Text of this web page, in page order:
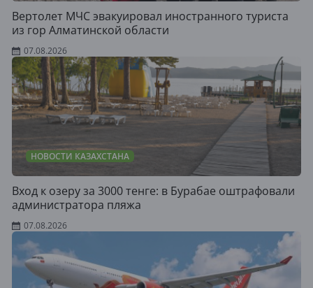
Вертолет МЧС эвакуировал иностранного туриста
из гор Алматинской области
07.08.2026
НОВОСТИ КАЗАХСТАНА
Вход к озеру за 3000 тенге: в Бурабае оштрафовали
администратора пляжа
07.08.2026